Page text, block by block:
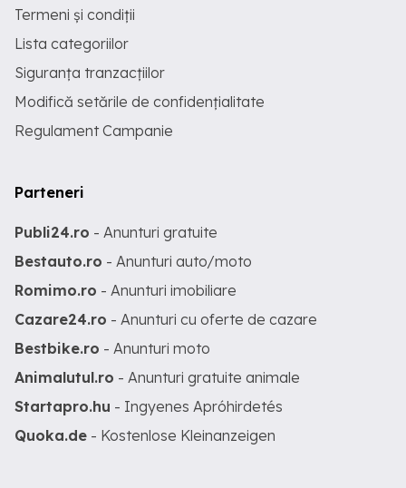
Termeni și condiții
Lista categoriilor
Siguranța tranzacțiilor
Modifică setările de confidențialitate
Regulament Campanie
Parteneri
Publi24.ro - Anunturi gratuite
Bestauto.ro - Anunturi auto/moto
Romimo.ro - Anunturi imobiliare
Cazare24.ro - Anunturi cu oferte de cazare
Bestbike.ro - Anunturi moto
Animalutul.ro - Anunturi gratuite animale
Startapro.hu - Ingyenes Apróhirdetés
Quoka.de - Kostenlose Kleinanzeigen